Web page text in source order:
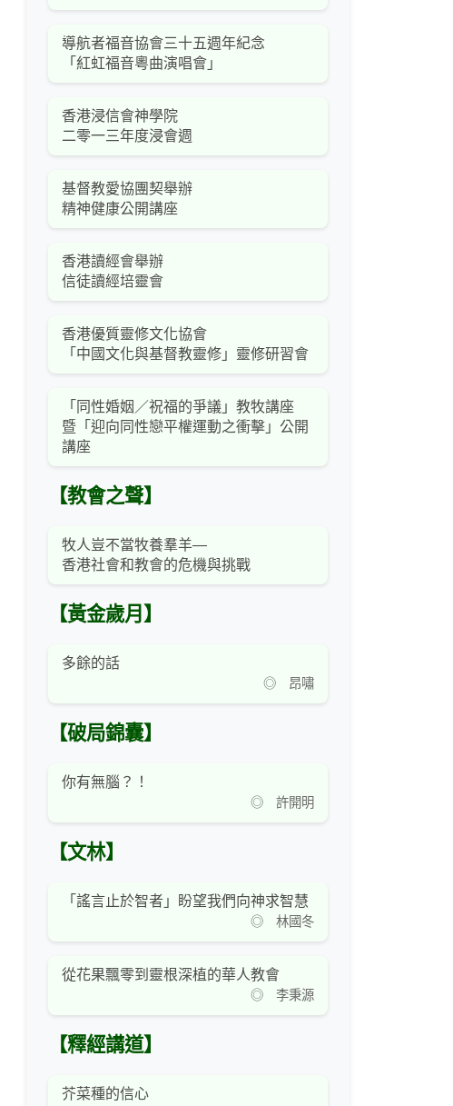
導航者福音協會三十五週年紀念
「紅虹福音粵曲演唱會」
香港浸信會神學院
二零一三年度浸會週
基督教愛協團契舉辦
精神健康公開講座
香港讀經會舉辦
信徒讀經培靈會
香港優質靈修文化協會
「中國文化與基督教靈修」靈修研習會
「同性婚姻／祝福的爭議」教牧講座
暨「迎向同性戀平權運動之衝擊」公開
講座
【教會之聲】
牧人豈不當牧養羣羊—
香港社會和教會的危機與挑戰
【黃金歲月】
多餘的話
◎ 昂嘯
【破局錦囊】
你有無腦？！
◎ 許開明
【文林】
「謠言止於智者」盼望我們向神求智慧
◎ 林國冬
從花果飄零到靈根深植的華人教會
◎ 李秉源
【釋經講道】
芥菜種的信心